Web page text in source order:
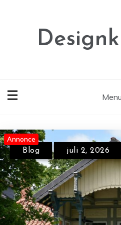
Menu
Annonce
Annonce
Blog juli 2, 2026
Annonce